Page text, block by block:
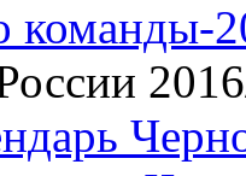
команды-